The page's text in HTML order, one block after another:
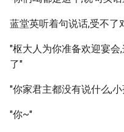
蓝堂英听着句说话,受不了
"枢大人为你准备欢迎宴
了"
"你家君主都没有说什么,
"你~"